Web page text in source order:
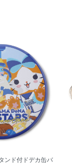
ンド付ドデカ缶バ